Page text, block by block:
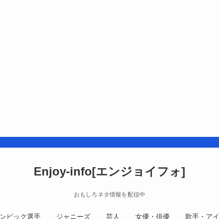
Enjoy-info[エンジョイフォ]
おもしろネタ情報を配信中
ピック選手 ジャニーズ 芸人 女優・俳優 歌手・ア